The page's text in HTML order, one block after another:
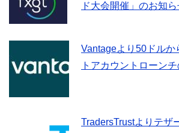
ド大会開催」のお知
Vantageより50ドルか
トアカウントローン
TradersTrustよりテザ